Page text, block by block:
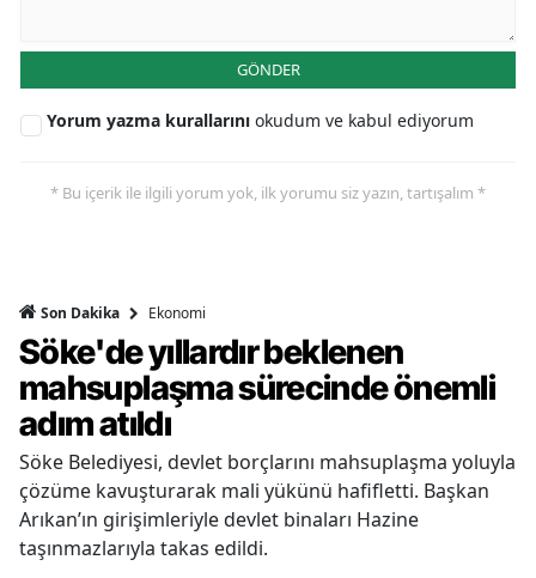
GÖNDER
Yorum yazma kurallarını okudum ve kabul ediyorum
* Bu içerik ile ilgili yorum yok, ilk yorumu siz yazın, tartışalım *
Son Dakika Ekonomi
Söke'de yıllardır beklenen
mahsuplaşma sürecinde önemli
adım atıldı
Söke Belediyesi, devlet borçlarını mahsuplaşma yoluyla
çözüme kavuşturarak mali yükünü hafifletti. Başkan
Arıkan’ın girişimleriyle devlet binaları Hazine
taşınmazlarıyla takas edildi.